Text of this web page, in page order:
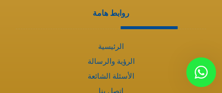
روابط هامة
الرئيسية
الرؤية والرسالة
الأسئلة الشائعة
اتصل بنا